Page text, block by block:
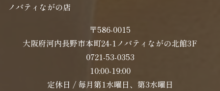
ノバティながの店
〒586-0015
大阪府河内長野市本町24-1ノバティながの北館3F
0721-53-0353
10:00-19:00
定休日 / 毎月第1水曜日、第3水曜日